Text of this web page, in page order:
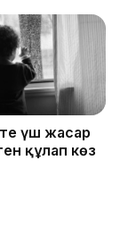
үш жасар
құлап көз